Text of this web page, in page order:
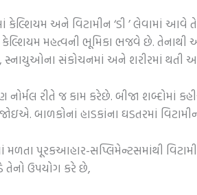
કેલ્શિયમ અને વિટામીન ‘ડી ’ લેવામાં
મહત્વની ભૂમિકા ભજવે છે. તેનાથી
સ્નાયુઓના સંકોચનમાં અને શરીરમાં થતી
રીતે જ કામ કરેછે. બીજા શબ્દોમાં
જોઇએ. બાળકોનાં હાડકાંના ઘડતરમાં
પૂરકઆહાર-સપ્લિમેન્ટસમાંથી
તેનો ઉપયોગ કરે છે,